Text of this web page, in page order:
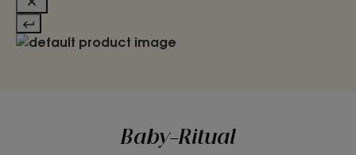
Baby-Ritual